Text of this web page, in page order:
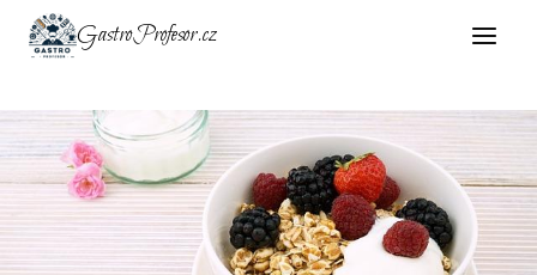
Přeskočit
GastroProfesor.cz